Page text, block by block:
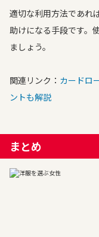
適切な利用方法であれ
助けになる手段です。
ましょう。
関連リンク： カードロ
ントも解説
まとめ